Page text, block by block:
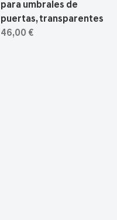
para umbrales de
puertas, transparentes
46,00 €